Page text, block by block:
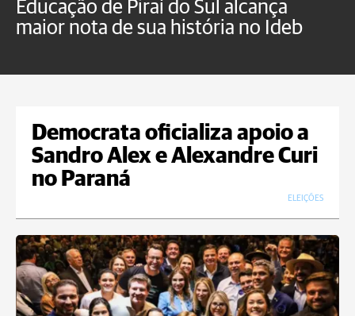
Educação de Piraí do Sul alcança
maior nota de sua história no Ideb
Democrata oficializa apoio a
Sandro Alex e Alexandre Curi
no Paraná
ELEIÇÕES